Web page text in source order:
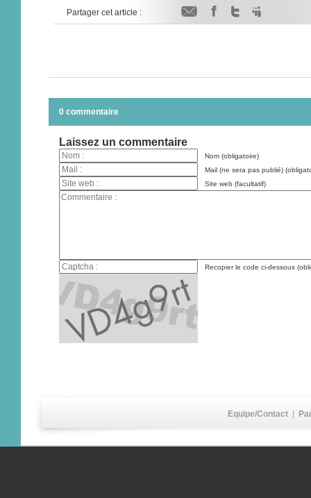
Partager cet article :
0 commentaire
Laissez un commentaire
Nom (obligatoire)
Mail (ne sera pas publié)
Site web (facultatif)
Recopier le code ci-dessous
Equipe/Contact